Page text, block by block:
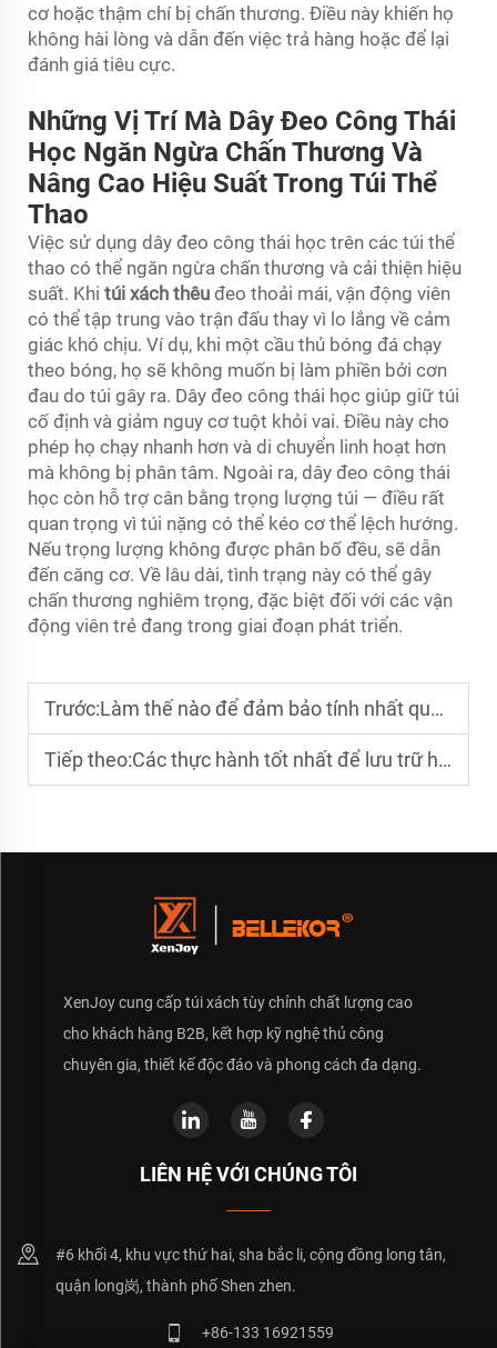
cơ hoặc thậm chí bị chấn thương. Điều này khiến họ
không hài lòng và dẫn đến việc trả hàng hoặc để lại
đánh giá tiêu cực.
Những Vị Trí Mà Dây Đeo Công Thái
Học Ngăn Ngừa Chấn Thương Và
Nâng Cao Hiệu Suất Trong Túi Thể
Thao
Việc sử dụng dây đeo công thái học trên các túi thể
thao có thể ngăn ngừa chấn thương và cải thiện hiệu
suất. Khi túi xách thêu đeo thoải mái, vận động viên
có thể tập trung vào trận đấu thay vì lo lắng về cảm
giác khó chịu. Ví dụ, khi một cầu thủ bóng đá chạy
theo bóng, họ sẽ không muốn bị làm phiền bởi cơn
đau do túi gây ra. Dây đeo công thái học giúp giữ túi
cố định và giảm nguy cơ tuột khỏi vai. Điều này cho
phép họ chạy nhanh hơn và di chuyển linh hoạt hơn
mà không bị phân tâm. Ngoài ra, dây đeo công thái
học còn hỗ trợ cân bằng trọng lượng túi — điều rất
quan trọng vì túi nặng có thể kéo cơ thể lệch hướng.
Nếu trọng lượng không được phân bố đều, sẽ dẫn
đến căng cơ. Về lâu dài, tình trạng này có thể gây
chấn thương nghiêm trọng, đặc biệt đối với các vận
động viên trẻ đang trong giai đoạn phát triển.
Trước:Làm thế nào để đảm bảo tính nhất quán về màu sắc trên bộ túi du lịch theo yêu cầu dành cho doanh nghiệp
Tiếp theo:Các thực hành tốt nhất để lưu trữ hàng tồn kho của túi theo mùa có thiết kế riêng
XenJoy cung cấp túi xách tùy chỉnh chất lượng cao
cho khách hàng B2B, kết hợp kỹ nghệ thủ công
chuyên gia, thiết kế độc đáo và phong cách đa dạng.
LIÊN HỆ VỚI CHÚNG TÔI
#6 khối 4, khu vực thứ hai, sha bắc li, cộng đồng long tân,
quận long岗, thành phố Shen zhen.
+86-133 16921559